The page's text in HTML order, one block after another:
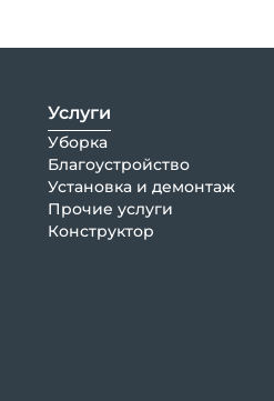
Услуги
Уборка
Благоустройство
Установка и демонтаж
Прочие услуги
Конструктор